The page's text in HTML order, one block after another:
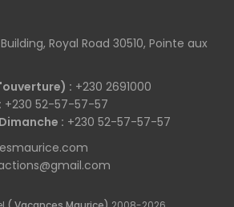
Royal Road 30510, Pointe aux
: +230 2691000
+230 52-57-57-57
: +230 52-57-57-57